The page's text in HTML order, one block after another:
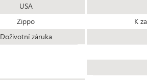
USA
Zippo
Doživotní záruka
K